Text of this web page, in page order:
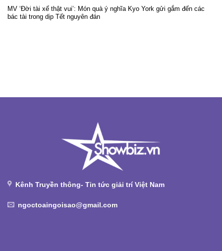
MV ‘Đời tài xế thật vui’: Món quà ý nghĩa Kyo York gửi gắm đến các
bác tài trong dịp Tết nguyên đán
Kênh Truyền thông- Tin tức giải trí Việt Nam
ngoctoaingoisao@gmail.com